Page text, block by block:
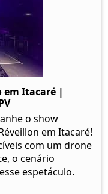
em Itacaré |
o show
em Itacaré!
com um drone
o cenário
espetáculo.